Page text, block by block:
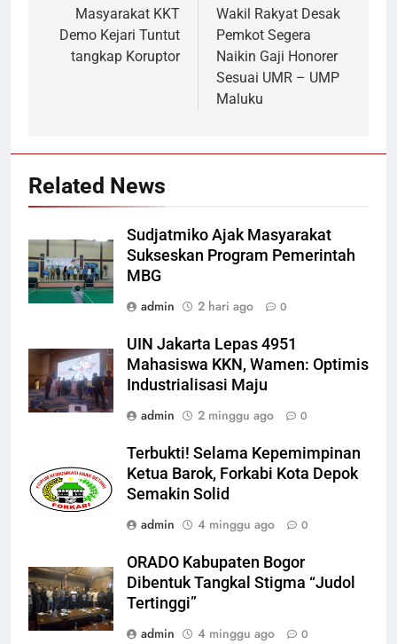
posMasyarakat KKT
Demo Kejari Tuntut
tangkap Koruptor
Wakil Rakyat Desak
Pemkot Segera
Naikin Gaji Honorer
Sesuai UMR – UMP
Maluku
Related News
Sudjatmiko Ajak Masyarakat
Sukseskan Program Pemerintah
MBG
admin
2 hari ago 0
UIN Jakarta Lepas 4951
Mahasiswa KKN, Wamen: Optimis
Industrialisasi Maju
admin
2 minggu ago 0
Terbukti! Selama Kepemimpinan
Ketua Barok, Forkabi Kota Depok
Semakin Solid
admin
4 minggu ago 0
ORADO Kabupaten Bogor
Dibentuk Tangkal Stigma “Judol
Tertinggi”
admin
4 minggu ago 0